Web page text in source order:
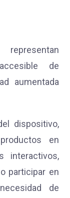
de
aumentada
dispositivo,
en
interactivos,
participar en
de